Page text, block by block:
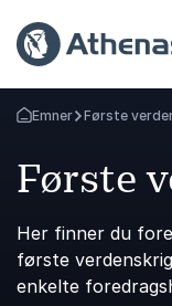
Gå tilbake til startsiden
Emner Første
Første
Her finner du
første
enkelte